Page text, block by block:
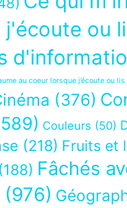
j'écoute ou
au coeur lorsque j’écoute ou
(376)
Couleurs (50)
(218) Fruits et
(188) Fâchés
(976)